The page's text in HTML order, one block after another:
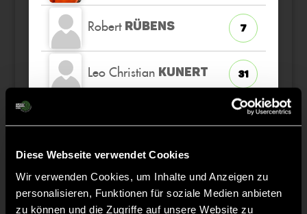
Diese Webseite verwendet Cookies
Wir verwenden Cookies, um Inhalte und Anzeigen zu
personalisieren, Funktionen für soziale Medien anbieten
zu können und die Zugriffe auf unsere Website zu
Robert RÜBENS 7
Leo Christian KUNERT 31
Niklas
Deron
SCHUTSC